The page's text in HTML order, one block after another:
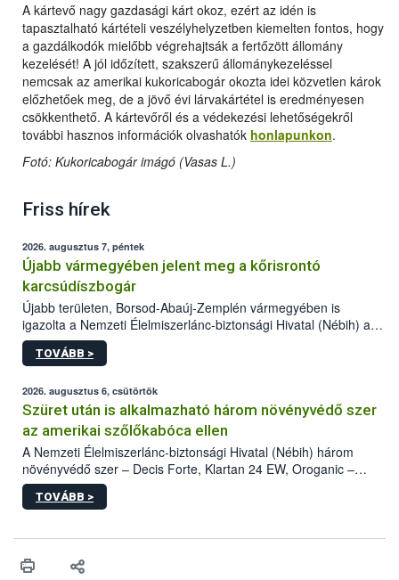
A kártevő nagy gazdasági kárt okoz, ezért az idén is
tapasztalható kártételi veszélyhelyzetben kiemelten fontos, hogy
a gazdálkodók mielőbb végrehajtsák a fertőzött állomány
kezelését! A jól időzített, szakszerű állománykezeléssel
nemcsak az amerikai kukoricabogár okozta idei közvetlen károk
előzhetőek meg, de a jövő évi lárvakártétel is eredményesen
csökkenthető. A kártevőről és a védekezési lehetőségekről
további hasznos információk olvashatók honlapunkon.
Fotó: Kukoricabogár imágó (Vasas L.)
Friss hírek
2026. augusztus 7, péntek
Újabb vármegyében jelent meg a kőrisrontó
karcsúdíszbogár
Újabb területen, Borsod-Abaúj-Zemplén vármegyében is
igazolta a Nemzeti Élelmiszerlánc-biztonsági Hivatal (Nébih) a
kőrisrontó karcsúdíszbogár (Agrilus planipennis) jelenlétét. A
kártevőt nem csak színcsapdában találták meg, de már fertőzött
az intenzív felderítést, emellett az intézkedéseket a szlovák
hatósággal is összehangolják a terjedés megállítása érdekében.
TOVÁBB >
2026. augusztus 6, csütörtök
Szüret után is alkalmazható három növényvédő szer
az amerikai szőlőkabóca ellen
A Nemzeti Élelmiszerlánc-biztonsági Hivatal (Nébih) három
növényvédő szer – Decis Forte, Klartan 24 EW, Oroganic –
engedélyokiratát módosította, így azok a szüretet követően,
egészen a vesszőérettség (BBCH 91) stádiumáig
érésű szőlőkben is legyen lehetőség a károsító elleni további
felhasználók számára is elérhető és ökológiai termesztésben is
TOVÁBB >